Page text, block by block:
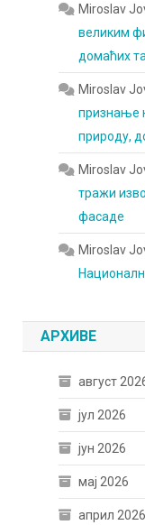
Miroslav
великим
домаћих
Miroslav
признање
природу,
Miroslav
тражи
фасаде
Miroslav
АРХИВЕ
август
јул 2026
јун 2026
мај 2026
април 2026